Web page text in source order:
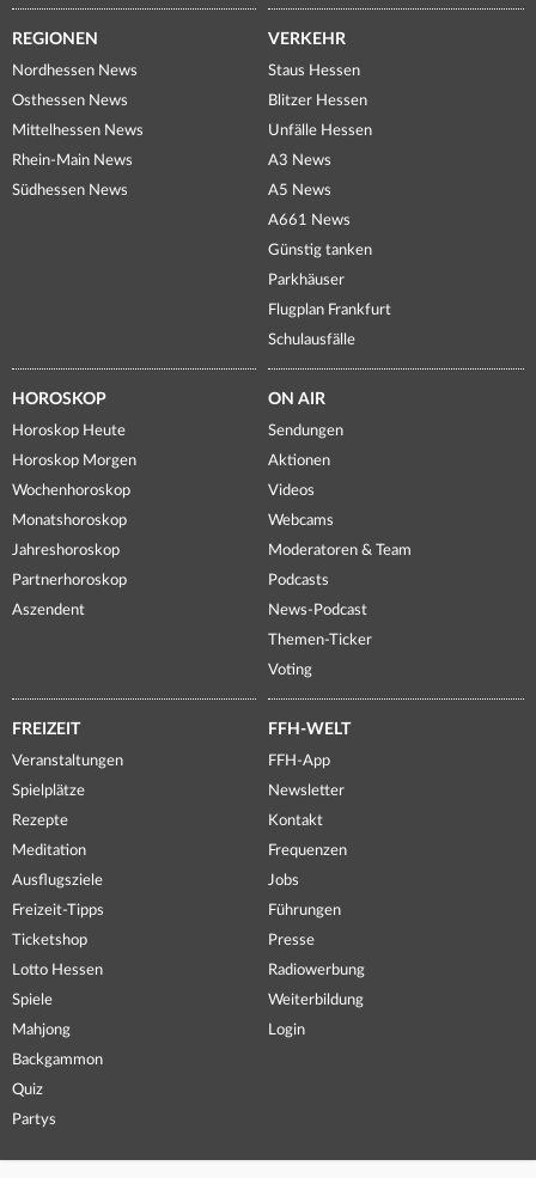
REGIONEN
Nordhessen News
Osthessen News
Mittelhessen News
Rhein-Main News
Südhessen News
VERKEHR
Staus Hessen
Blitzer Hessen
Unfälle Hessen
A3 News
A5 News
A661 News
Günstig tanken
Parkhäuser
Flugplan Frankfurt
Schulausfälle
HOROSKOP
Horoskop Heute
Horoskop Morgen
Wochenhoroskop
Monatshoroskop
Jahreshoroskop
Partnerhoroskop
Aszendent
ON AIR
Sendungen
Aktionen
Videos
Webcams
Moderatoren & Team
Podcasts
News-Podcast
Themen-Ticker
Voting
FREIZEIT
Veranstaltungen
Spielplätze
Rezepte
Meditation
Ausflugsziele
Freizeit-Tipps
Ticketshop
Lotto Hessen
Spiele
Mahjong
Backgammon
Quiz
Partys
FFH-WELT
FFH-App
Newsletter
Kontakt
Frequenzen
Jobs
Führungen
Presse
Radiowerbung
Weiterbildung
Login